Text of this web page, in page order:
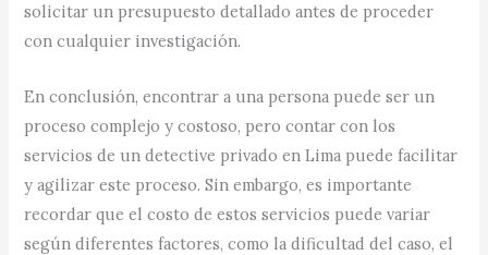
solicitar un presupuesto detallado antes de proceder
con cualquier investigación.
En conclusión, encontrar a una persona puede ser un
proceso complejo y costoso, pero contar con los
servicios de un detective privado en Lima puede facilitar
y agilizar este proceso. Sin embargo, es importante
recordar que el costo de estos servicios puede variar
según diferentes factores, como la dificultad del caso, el